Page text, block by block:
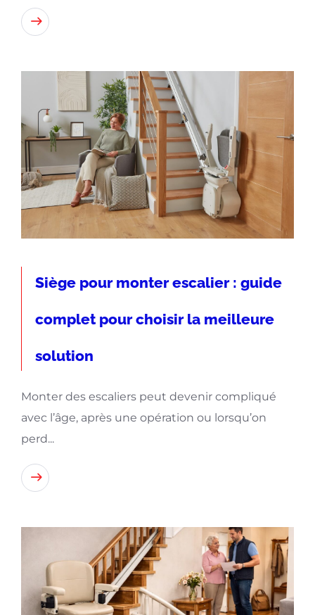
Siège pour monter escalier : guide
complet pour choisir la meilleure
solution
Monter des escaliers peut devenir compliqué
avec l’âge, après une opération ou lorsqu’on
perd...